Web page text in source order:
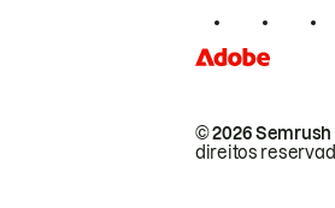
© 2026 Semrush
direitos